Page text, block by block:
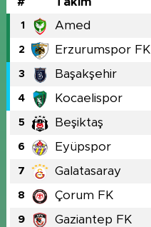
1 Amed
2 Erzurumspor FK
3 Başakşehir
4 Kocaelispor
5 Beşiktaş
6 Eyüpspor
7 Galatasaray
8 Çorum FK
9 Gaziantep FK